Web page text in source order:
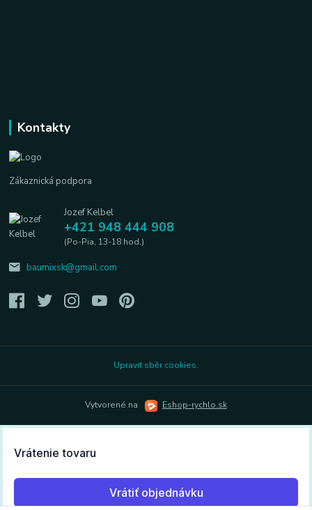
Kontakty
Zákaznická podpora
Jozef Kelbel
+421 948 444 908
(Po-Pia, 13-18 hod.)
baumixsk@gmail.com
Upravit sběr cookies.
Vytvorené na Eshop-rychlo.sk